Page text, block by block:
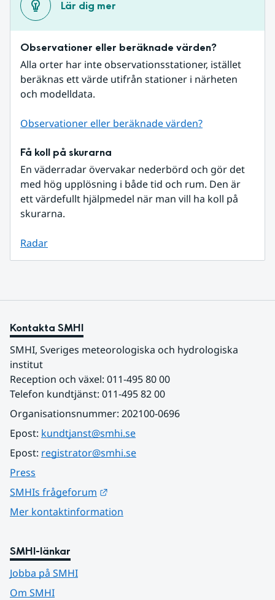
Lär dig mer
Observationer eller beräknade värden?
Alla orter har inte observationsstationer, istället
beräknas ett värde utifrån stationer i närheten
och modelldata.
Observationer eller beräknade värden?
Få koll på skurarna
En väderradar övervakar nederbörd och gör det
med hög upplösning i både tid och rum. Den är
ett värdefullt hjälpmedel när man vill ha koll på
skurarna.
Radar
Kontakta SMHI
SMHI, Sveriges meteorologiska och hydrologiska
institut
Reception och växel: 011-495 80 00
Telefon kundtjänst: 011-495 82 00
Organisationsnummer: 202100-0696
Epost: kundtjanst@smhi.se
Epost: registrator@smhi.se
Press
SMHIs frågeforum
Mer kontaktinformation
SMHI-länkar
Jobba på SMHI
Om SMHI